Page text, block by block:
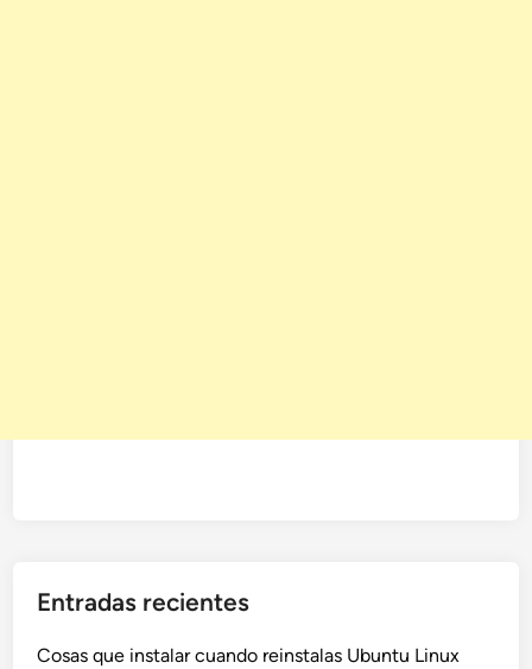
Entradas recientes
Cosas que instalar cuando reinstalas Ubuntu Linux